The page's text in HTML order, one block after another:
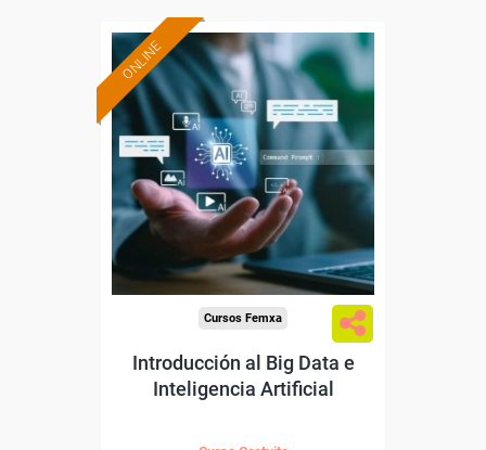
ONLINE
Formación 100%
subvencionada.
Para desempleados,
trabajadores y autónomos.
Sector
-Servicios a las Empresas.
Cursos Femxa
Introducción al Big Data e
Inteligencia Artificial